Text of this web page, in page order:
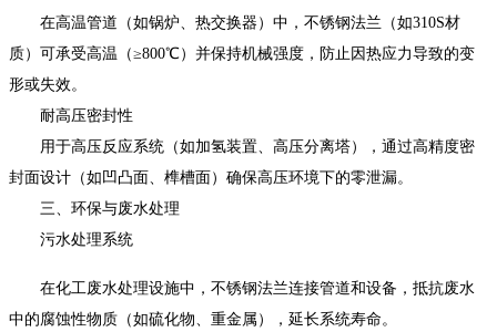
在高温管道（如锅炉、热交换器）中，不锈钢法兰（如310S材
质）可承受高温（≥800℃）并保持机械强度，防止因热应力导致的变
形或失效。
耐高压密封性
用于高压反应系统（如加氢装置、高压分离塔），通过高精度密
封面设计（如凹凸面、榫槽面）确保高压环境下的零泄漏。
三、环保与废水处理
污水处理系统
在化工废水处理设施中，不锈钢法兰连接管道和设备，抵抗废水
中的腐蚀性物质（如硫化物、重金属），延长系统寿命。